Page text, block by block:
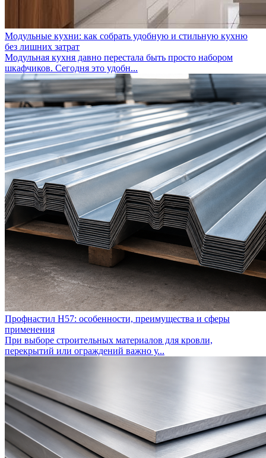
Модульные кухни: как собрать удобную и стильную кухню
без лишних затрат
Модульная кухня давно перестала быть просто набором
шкафчиков. Сегодня это удобн...
Профнастил Н57: особенности, преимущества и сферы
применения
При выборе строительных материалов для кровли,
перекрытий или ограждений важно у...